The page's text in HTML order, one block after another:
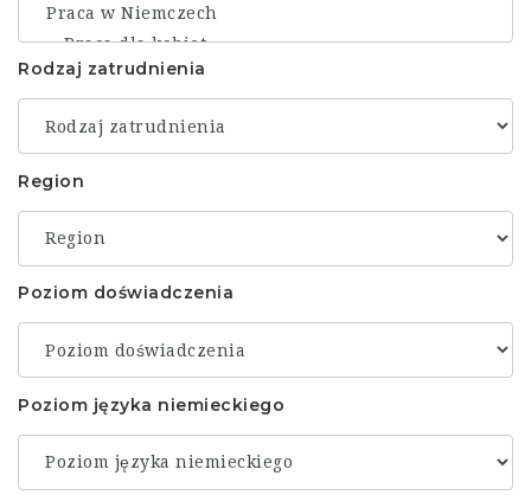
Rodzaj zatrudnienia
Region
Poziom doświadczenia
Poziom języka niemieckiego